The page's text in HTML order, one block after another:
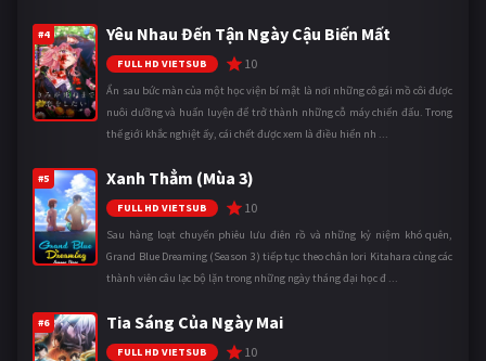
#4 Yêu Nhau Đến Tận Ngày Cậu Biến Mất
FULL HD VIETSUB 10
Ẩn sau bức màn của một học viện bí mật là nơi những cô gái mồ côi được
nuôi dưỡng và huấn luyện để trở thành những cỗ máy chiến đấu. Trong
thế giới khắc nghiệt ấy, cái chết được xem là điều hiển nh ...
#5 Xanh Thẳm (Mùa 3)
FULL HD VIETSUB 10
Sau hàng loạt chuyến phiêu lưu điên rồ và những kỷ niệm khó quên,
Grand Blue Dreaming (Season 3) tiếp tục theo chân Iori Kitahara cùng các
thành viên câu lạc bộ lặn trong những ngày tháng đại học đ ...
#6 Tia Sáng Của Ngày Mai
FULL HD VIETSUB 10